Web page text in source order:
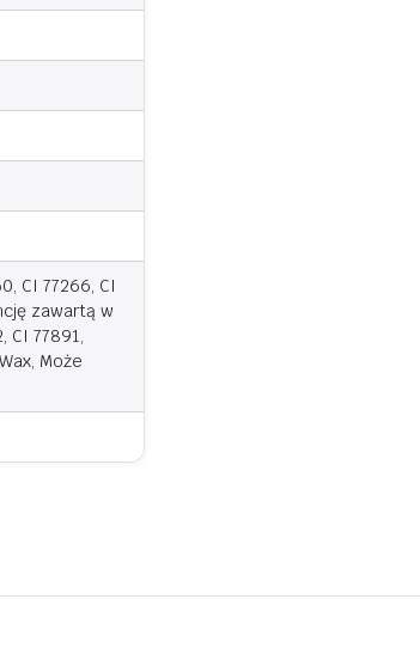
CI 77266, CI
zawartą w
CI 77891,
Może